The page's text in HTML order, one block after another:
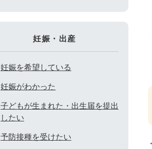
妊娠・出産
妊娠を希望している
妊娠がわかった
子どもが生まれた・出生届を提出
したい
予防接種を受けたい